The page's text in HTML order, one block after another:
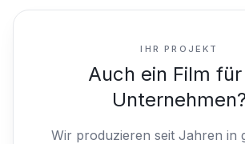
IHR PROJEKT
Auch ein Film
Wir produzieren seit Jahren in